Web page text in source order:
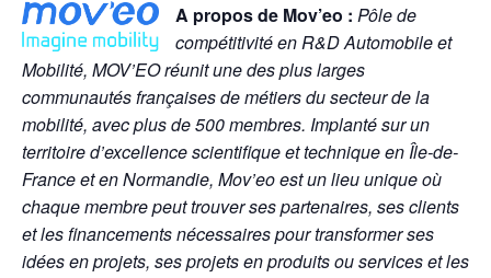
A propos de Mov’eo : Pôle de
compétitivité en R&D Automobile et
Mobilité, MOV’EO réunit une des plus larges
communautés françaises de métiers du secteur de la
mobilité, avec plus de 500 membres. Implanté sur un
territoire d’excellence scientifique et technique en Île-de-
France et en Normandie, Mov’eo est un lieu unique où
chaque membre peut trouver ses partenaires, ses clients
et les financements nécessaires pour transformer ses
idées en projets, ses projets en produits ou services et les